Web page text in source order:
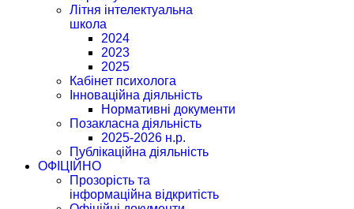
Літня інтелектуальна
школа
2024
2023
2025
Кабінет психолога
Інноваційна діяльність
Нормативні документи
Позакласна діяльність
2025-2026 н.р.
Публікаційна діяльність
ОФІЦІЙНО
Прозорість та
інформаційна відкритість